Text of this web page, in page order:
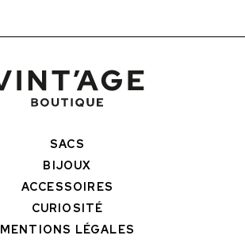
SACS
BIJOUX
ACCESSOIRES
CURIOSITÉ
MENTIONS LÉGALES